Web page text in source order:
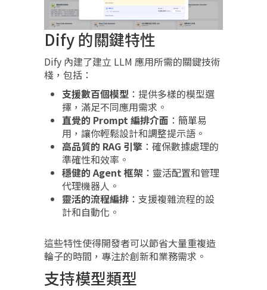
Dify 的關鍵特性
Dify 內建了建立 LLM 應用所需的關鍵技術
棧，包括：
支援數百個模型 ：提供多樣的模型選
擇，滿足不同應用需求。
直覺的 Prompt 編排介面 ：簡單易
用，讓你輕鬆設計和調整提示語。
高品質的 RAG 引擎 ：確保數據處理的
準確性和效率。
穩健的 Agent 框架 ：靈活配置和管理
代理機器人。
靈活的流程編排 ：支援複雜流程的設
計和自動化。
這些特性使得開發者可以節省大量重複造
輪子的時間，專注於創新和業務需求。
支持模型類型